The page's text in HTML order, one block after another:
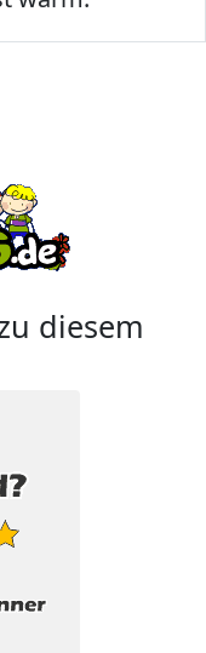
diesem